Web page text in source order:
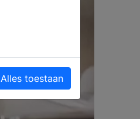
Alles toestaan